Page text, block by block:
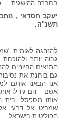
בחברה ההישגית ...
תשנ"ה.
להנהגה לאומית
גבוה יותר
התנאים החיוניים
גם בוחנת את
אנו הבאנו אותם
אשם – הם גידלו
אותו מספסלי בית
שמביט אל דרעי
הפוליטית בישראל....